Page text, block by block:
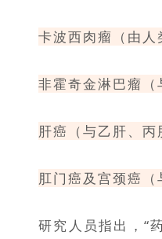
卡波西肉瘤 （由
非霍奇金淋巴瘤
肝癌（与乙肝、丙
肛门癌及宫颈癌（
研究人员指出，“